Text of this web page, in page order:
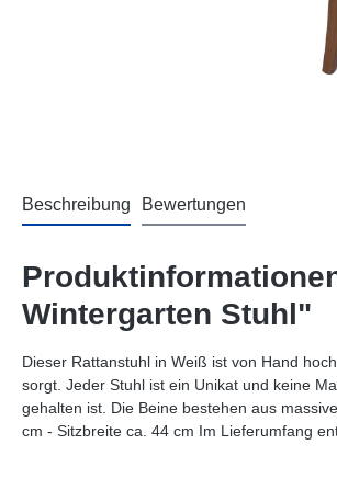
Beschreibung Bewertungen
Wintergarten Stuhl"
Dieser Rattanstuhl in Weiß ist von Hand
sorgt. Jeder Stuhl ist ein Unikat und keine
gehalten ist. Die Beine bestehen aus
cm - Sitzbreite ca. 44 cm Im Lieferumfang